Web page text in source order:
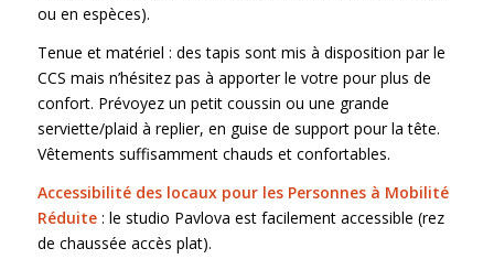
ou en espèces).
Tenue et matériel : des tapis sont mis à disposition par le
CCS mais n’hésitez pas à apporter le votre pour plus de
confort. Prévoyez un petit coussin ou une grande
serviette/plaid à replier, en guise de support pour la tête.
Vêtements suffisamment chauds et confortables.
Accessibilité des locaux pour les Personnes à Mobilité
Réduite: le studio Pavlova est facilement accessible (rez
de chaussée accès plat).